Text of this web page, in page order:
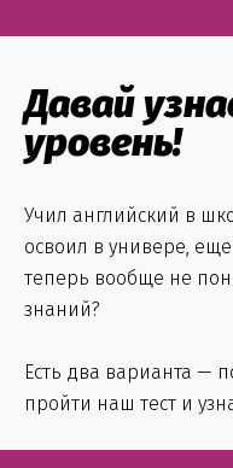
Давай
уровень!
Учил английский в
освоил в универе,
теперь вообще не
знаний?
Есть два варианта —
пройти наш тест и